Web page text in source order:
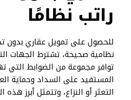
راتب نظامًا
للحصول على تمويل عقاري بدون
نظامية صحيحة، تشترط الجهات
توافر مجموعة من الضوابط
المستفيد على السداد وحماية
التعثر أو النزاع، وتتمثل أبرز